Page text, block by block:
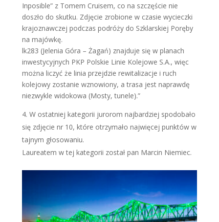
Inposible” z Tomem Cruisem, co na szczęście nie
doszło do skutku. Zdjęcie zrobione w czasie wycieczki
krajoznawczej podczas podróży do Szklarskiej Poręby
na majówkę.
lk283 (Jelenia Góra – Żagań) znajduje się w planach
inwestycyjnych PKP Polskie Linie Kolejowe S.A., więc
można liczyć że linia przejdzie rewitalizacje i ruch
kolejowy zostanie wznowiony, a trasa jest naprawdę
niezwykle widokowa (Mosty, tunele).”
W ostatniej kategorii jurorom najbardziej spodobało
się zdjęcie nr 10, które otrzymało najwięcej punktów w
tajnym głosowaniu.
Laureatem w tej kategorii został pan Marcin Niemiec.